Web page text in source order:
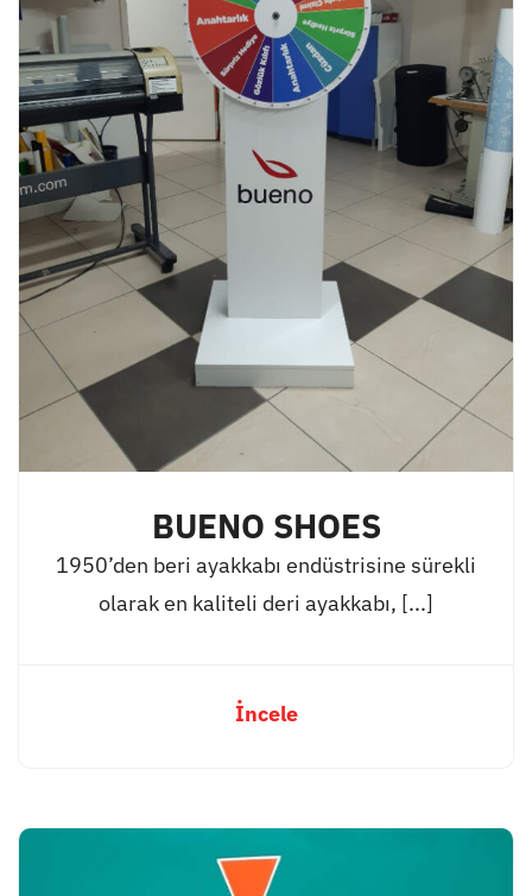
BUENO SHOES
1950’den beri ayakkabı endüstrisine sürekli
olarak en kaliteli deri ayakkabı, [...]
İncele